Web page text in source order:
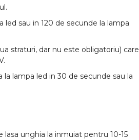
led sau in 120 de secunde la lampa
straturi, dar nu este obligatoriu) care
la lampa led in 30 de secunde sau la
lasa unghia la inmuiat pentru 10-15